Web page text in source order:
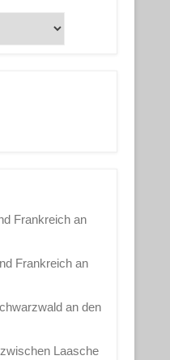
Frankreich an
Frankreich an
an den
Laasche